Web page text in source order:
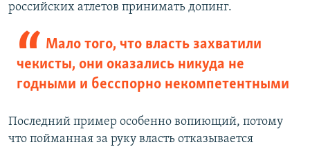
российских атлетов принимать допинг.
Мало того, что власть захватили
чекисты, они оказались никуда не
годными и бесспорно некомпетентными
Последний пример особенно вопиющий, потому
что пойманная за руку власть отказывается